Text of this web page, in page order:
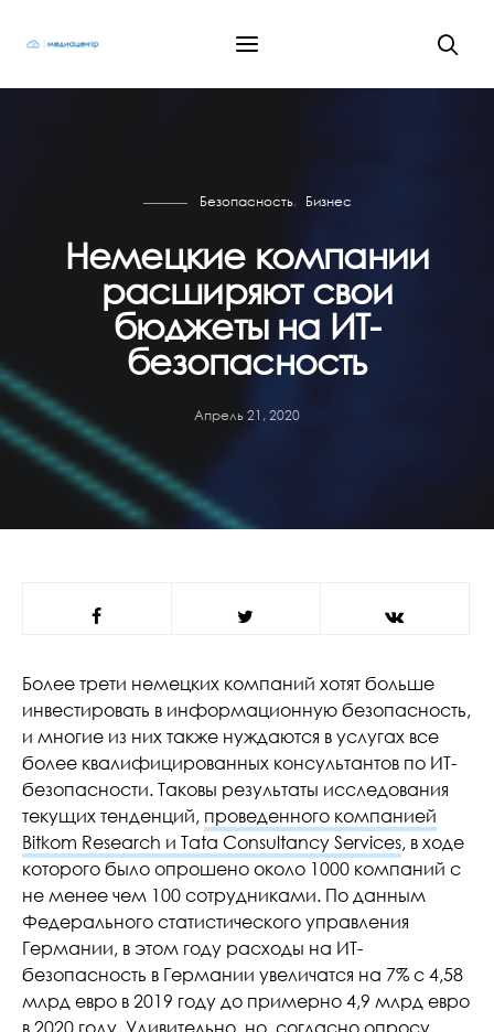
Безопасность Бизнес
Немецкие компании
расширяют свои
бюджеты на ИТ-
безопасность
Апрель 21, 2020
Более трети немецких компаний хотят больше
инвестировать в информационную безопасность,
и многие из них также нуждаются в услугах все
более квалифицированных консультантов по ИТ-
безопасности. Таковы результаты исследования
текущих тенденций, проведенного компанией
Bitkom Research и Tata Consultancy Services, в ходе
которого было опрошено около 1000 компаний с
не менее чем 100 сотрудниками. По данным
Федерального статистического управления
Германии, в этом году расходы на ИТ-
безопасность в Германии увеличатся на 7% с 4,58
млрд евро в 2019 году до примерно 4,9 млрд евро
в 2020 году. Удивительно, но, согласно опросу,